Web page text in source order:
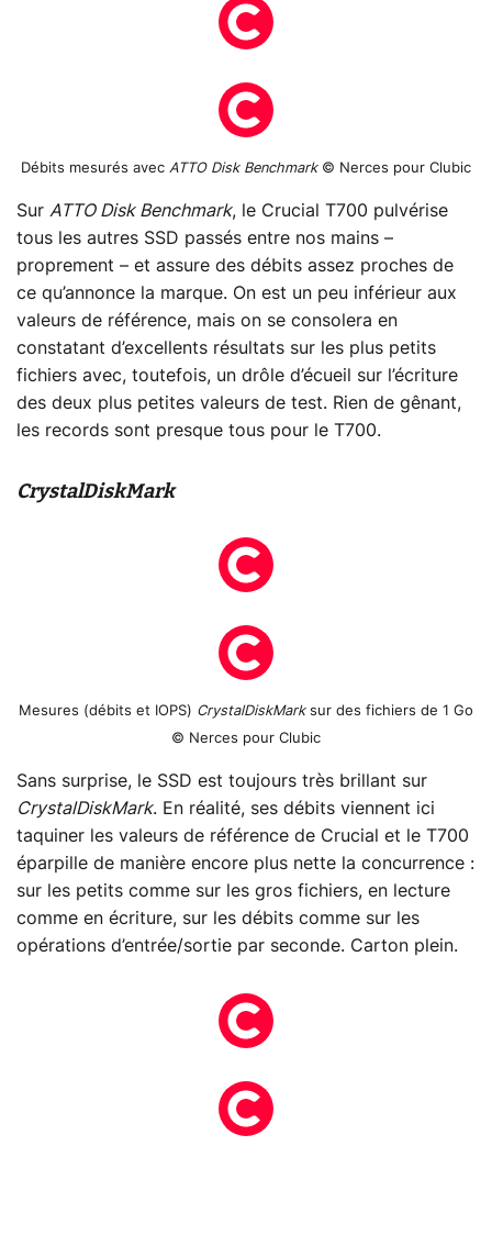
Débits mesurés avec ATTO Disk Benchmark© Nerces pour Clubic
Sur ATTO Disk Benchmark, le Crucial T700 pulvérise
tous les autres SSD passés entre nos mains –
proprement – et assure des débits assez proches de
ce qu’annonce la marque. On est un peu inférieur aux
valeurs de référence, mais on se consolera en
constatant d’excellents résultats sur les plus petits
fichiers avec, toutefois, un drôle d’écueil sur l’écriture
des deux plus petites valeurs de test. Rien de gênant,
les records sont presque tous pour le T700.
CrystalDiskMark
Mesures (débits et IOPS) CrystalDiskMarksur des fichiers de 1 Go
© Nerces pour Clubic
Sans surprise, le SSD est toujours très brillant sur
CrystalDiskMark. En réalité, ses débits viennent ici
taquiner les valeurs de référence de Crucial et le T700
éparpille de manière encore plus nette la concurrence :
sur les petits comme sur les gros fichiers, en lecture
comme en écriture, sur les débits comme sur les
opérations d’entrée/sortie par seconde. Carton plein.